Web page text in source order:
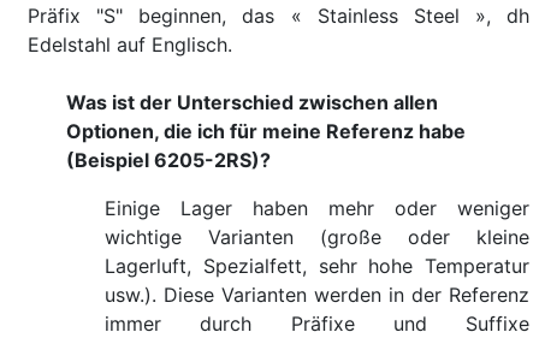
Präfix "S" beginnen, das « Stainless Steel », dh
Edelstahl auf Englisch.
Was ist der Unterschied zwischen allen
Optionen, die ich für meine Referenz habe
(Beispiel 6205-2RS)?
Einige Lager haben mehr oder weniger
wichtige Varianten (große oder kleine
Lagerluft, Spezialfett, sehr hohe Temperatur
usw.). Diese Varianten werden in der Referenz
immer durch Präfixe und Suffixe